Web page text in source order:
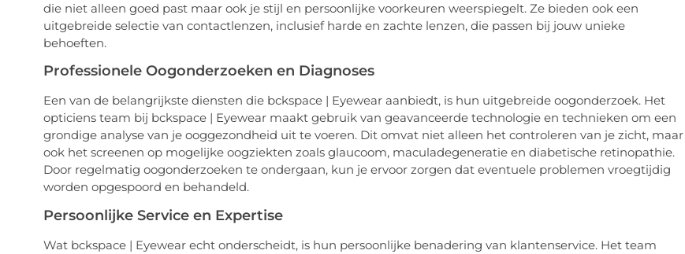
die niet alleen goed past maar ook je stijl en persoonlijke voorkeuren weerspiegelt. Ze bieden ook een
uitgebreide selectie van contactlenzen, inclusief harde en zachte lenzen, die passen bij jouw unieke
behoeften.
Professionele Oogonderzoeken en Diagnoses
Een van de belangrijkste diensten die bckspace | Eyewear aanbiedt, is hun uitgebreide oogonderzoek. Het
opticiens team bij bckspace | Eyewear maakt gebruik van geavanceerde technologie en technieken om een
grondige analyse van je ooggezondheid uit te voeren. Dit omvat niet alleen het controleren van je zicht, maar
ook het screenen op mogelijke oogziekten zoals glaucoom, maculadegeneratie en diabetische retinopathie.
Door regelmatig oogonderzoeken te ondergaan, kun je ervoor zorgen dat eventuele problemen vroegtijdig
worden opgespoord en behandeld.
Persoonlijke Service en Expertise
Wat bckspace | Eyewear echt onderscheidt, is hun persoonlijke benadering van klantenservice. Het team